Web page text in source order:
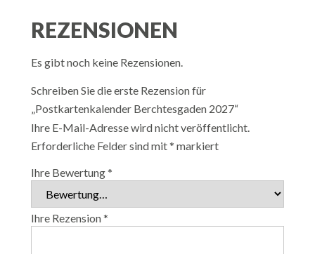
REZENSIONEN
Es gibt noch keine Rezensionen.
Schreiben Sie die erste Rezension für
„Postkartenkalender Berchtesgaden 2027“
Ihre E-Mail-Adresse wird nicht veröffentlicht.
Erforderliche Felder sind mit* markiert
Ihre Bewertung*
Ihre Rezension*